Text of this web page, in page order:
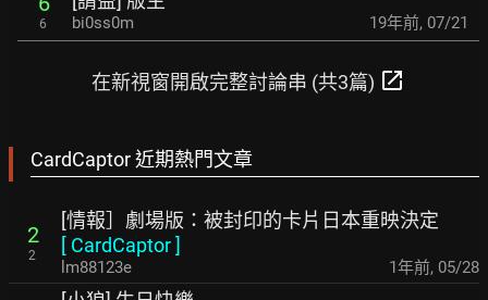
6 bi0ss0m 19年前, 07/21
在新視窗開啟完整討論串 (共3篇) open_in_new
CardCaptor 近期熱門文章
2
2
[情報］劇場版：被封印的卡片日本重映決定
[ CardCaptor]
lm88123e 1年前, 05/28